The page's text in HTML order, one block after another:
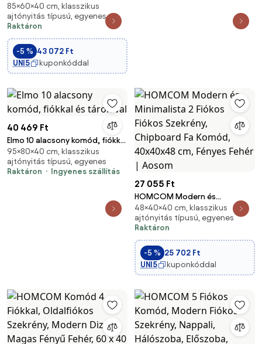
Minimalista 4-Fiókos Komód,
Forgácslap Komód, 60x40x85
cm, Fényes Fehér | Aosom
85×60×40 cm, klasszikus
ajtónyitás típusú, egyenes
Raktáron
-5 % 43 072 Ft
UNI5
kuponkóddal
40 469 Ft
Elmo 10 alacsony komód, fiókkal
és tárolóval
95×80×40 cm, klasszikus
ajtónyitás típusú, egyenes
Raktáron
Ingyenes szállítás
27 055 Ft
HOMCOM Modern és
Minimalista 2 Fiókos Fiókos
Szekrény, Chipboard Fa Komód,
40x40x48 cm, Fényes Fehér |
Aosom
48×40×40 cm, klasszikus
ajtónyitás típusú, egyenes
Raktáron
-5 % 25 702 Ft
UNI5
kuponkóddal